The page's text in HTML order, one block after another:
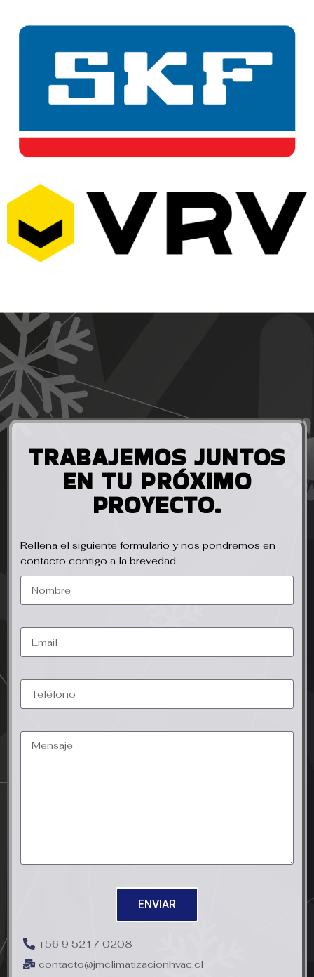
TRABAJEMOS JUNTOS
EN TU PRÓXIMO
PROYECTO.
Rellena el siguiente formulario y nos pondremos en
contacto contigo a la brevedad.
ENVIAR
+56 9 5217 0208
contacto@jmclimatizacionhvac.cl